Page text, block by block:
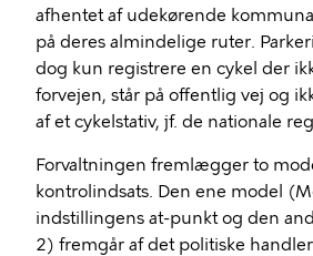
afhentet af udekørende
på deres almindelige ruter.
dog kun registrere en cykel der
forvejen, står på offentlig vej og
af et cykelstativ, jf. de nationale
Forvaltningen fremlægger to
kontrolindsats. Den ene model
indstillingens at-punkt og den
2) fremgår af det politiske